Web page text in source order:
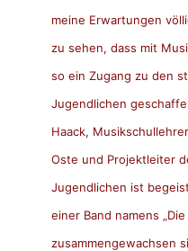
meine Erwartungen
zu sehen, dass mit
so ein Zugang zu den
Jugendlichen
Haack,
Oste und Projektleiter
Jugendlichen ist
einer Band namens „Die
zusammengewachsen